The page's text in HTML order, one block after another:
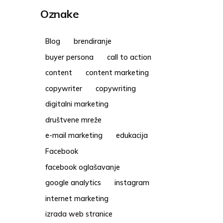
Oznake
Blog
brendiranje
buyer persona
call to action
content
content marketing
copywriter
copywriting
digitalni marketing
društvene mreže
e-mail marketing
edukacija
Facebook
facebook oglašavanje
google analytics
instagram
internet marketing
izrada web stranice